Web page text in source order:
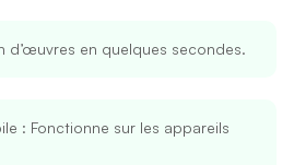
d’œuvres en quelques secondes.
: Fonctionne sur les appareils